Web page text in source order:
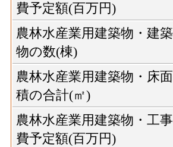
費予定額(百万円)
農林水産業用建築物・建築
物の数(棟)
農林水産業用建築物・床面
積の合計(㎡)
農林水産業用建築物・工事
費予定額(百万円)